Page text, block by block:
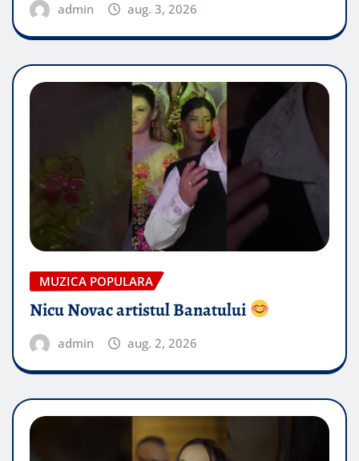
admin aug. 3, 2026
MUZICA POPULARA
Nicu Novac artistul Banatului
admin aug. 2, 2026